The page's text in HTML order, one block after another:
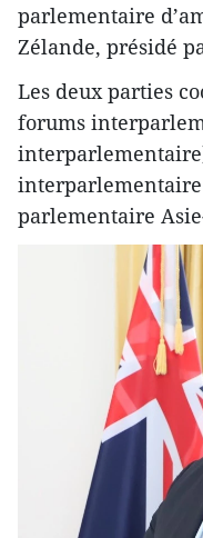
parlementaire
Zélande, présidé
Les deux parties
forums
interparlementaire
parlementaire